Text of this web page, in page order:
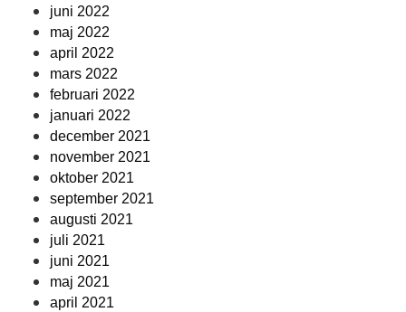
juni 2022
maj 2022
april 2022
mars 2022
februari 2022
januari 2022
december 2021
november 2021
oktober 2021
september 2021
augusti 2021
juli 2021
juni 2021
maj 2021
april 2021